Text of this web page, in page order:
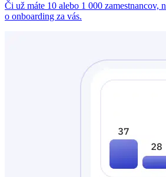
Či už máte 10 alebo 1 000 zamestnancov,
o onboarding za vás.